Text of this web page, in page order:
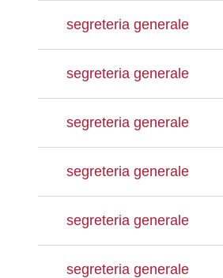
segreteria generale
segreteria generale
segreteria generale
segreteria generale
segreteria generale
segreteria generale